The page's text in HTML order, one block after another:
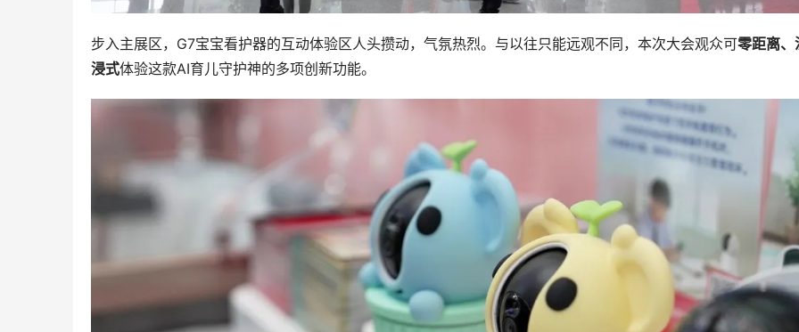
步入主展区，G7宝宝看护器的互动体验区人头攒动，气氛热烈。与以往只能远观不同，本次大会观众可零距离、
浸式体验这款AI育儿守护神的多项创新功能。